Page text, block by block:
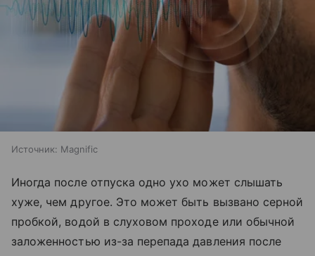
Источник: Magnific
Иногда после отпуска одно ухо может слышать
хуже, чем другое. Это может быть вызвано серной
пробкой, водой в слуховом проходе или обычной
заложенностью из-за перепада давления после